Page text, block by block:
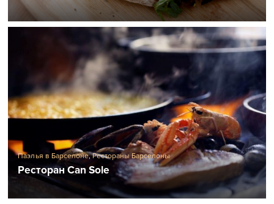
Паэлья в Барселоне,Рестораны Барселоны
Ресторан Can Sole